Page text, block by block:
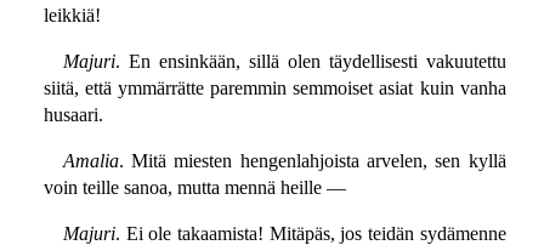
leikkiä!
Majuri. En ensinkään, sillä olen täydellisesti vakuutettu
siitä, että ymmärrätte paremmin semmoiset asiat kuin vanha
husaari.
Amalia. Mitä miesten hengenlahjoista arvelen, sen kyllä
voin teille sanoa, mutta mennä heille —
Majuri. Ei ole takaamista! Mitäpäs, jos teidän sydämenne